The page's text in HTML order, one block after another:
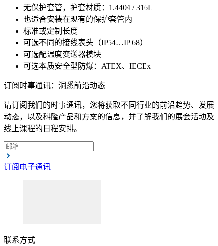
无保护套管，护套材质：1.4404 / 316L
也适合安装在现有的保护套管内
标准或定制长度
可选不同的接线表头（IP54…IP 68）
可选配温度变送器模块
可选本质安全型防爆：ATEX、IECEx
订阅时事通讯：洞悉前沿动态
请订阅我们的时事通讯，您将获取不同行业的前沿趋势、发展
动态，以及科隆产品和方案的信息，并了解我们的展会活动及
线上课程的日程安排。
订阅电子通讯
联系方式